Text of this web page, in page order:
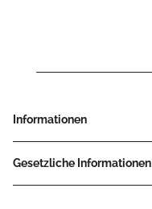
Informationen
Gesetzliche Informationen